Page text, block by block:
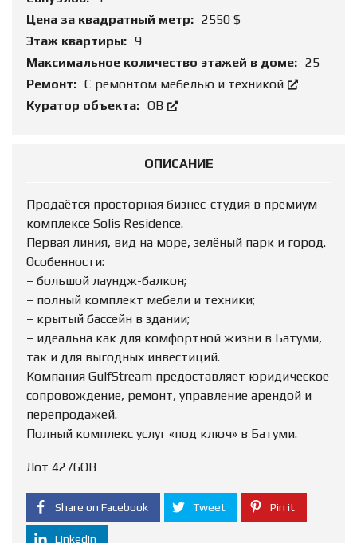
Цена за квадратный метр: 2550 $
Этаж квартиры: 9
Максимальное количество этажей в доме: 25
Ремонт: С ремонтом мебелью и техникой
Куратор объекта: ОВ
ОПИСАНИЕ
Продаётся просторная бизнес-студия в премиум-
комплексе Solis Residence.
Первая линия, вид на море, зелёный парк и город.
Особенности:
– большой лаундж-балкон;
– полный комплект мебели и техники;
– крытый бассейн в здании;
– идеальна как для комфортной жизни в Батуми,
так и для выгодных инвестиций.
Компания GulfStream предоставляет юридическое
сопровождение, ремонт, управление арендой и
перепродажей.
Полный комплекс услуг «под ключ» в Батуми.
Лот 4276ОВ
Share on Facebook Tweet Pin it
LinkedIn